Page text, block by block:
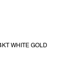
WHITE GOLD